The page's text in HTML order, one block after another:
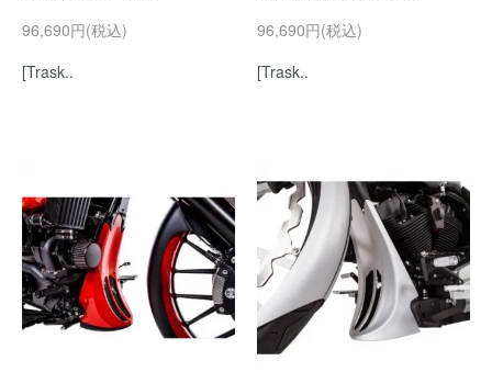
96,690円(税込)
[Trask..
96,690円(税込)
[Trask..